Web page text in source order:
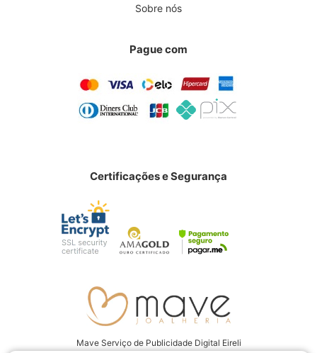
Sobre nós
Pague com
Certificações e Segurança
Mave Serviço de Publicidade Digital Eireli